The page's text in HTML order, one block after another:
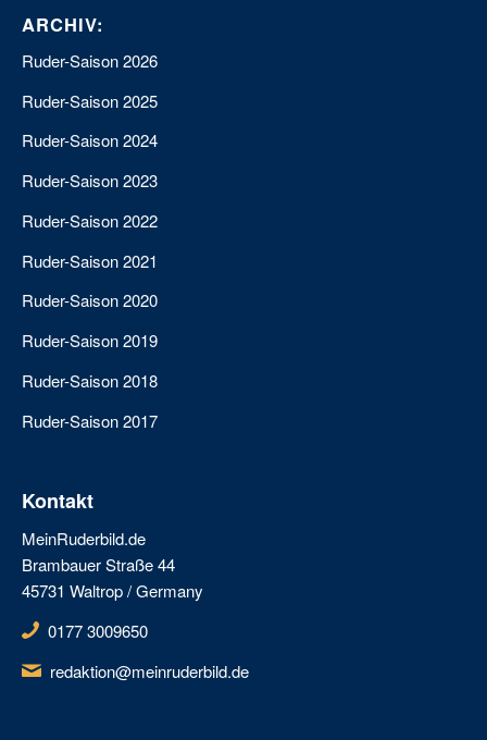
ARCHIV:
Ruder-Saison 2026
Ruder-Saison 2025
Ruder-Saison 2024
Ruder-Saison 2023
Ruder-Saison 2022
Ruder-Saison 2021
Ruder-Saison 2020
Ruder-Saison 2019
Ruder-Saison 2018
Ruder-Saison 2017
Kontakt
MeinRuderbild.de
Brambauer Straße 44
45731 Waltrop / Germany
0177 3009650
redaktion@meinruderbild.de